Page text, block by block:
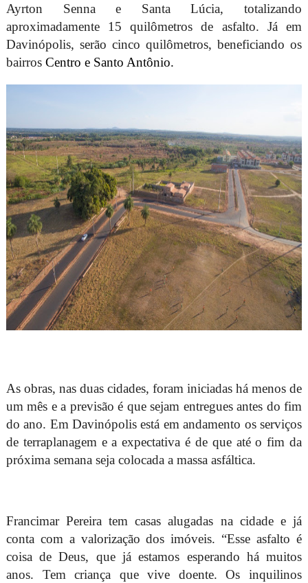
Ayrton Senna e Santa Lúcia, totalizando
aproximadamente 15 quilômetros de asfalto. Já em
Davinópolis, serão cinco quilômetros, beneficiando os
bairros Centro e Santo Antônio.
As obras, nas duas cidades, foram iniciadas há menos de
um mês e a previsão é que sejam entregues antes do fim
do ano. Em Davinópolis está em andamento os serviços
de terraplanagem e a expectativa é de que até o fim da
próxima semana seja colocada a massa asfáltica.
Francimar Pereira tem casas alugadas na cidade e já
conta com a valorização dos imóveis. “Esse asfalto é
coisa de Deus, que já estamos esperando há muitos
anos. Tem criança que vive doente. Os inquilinos